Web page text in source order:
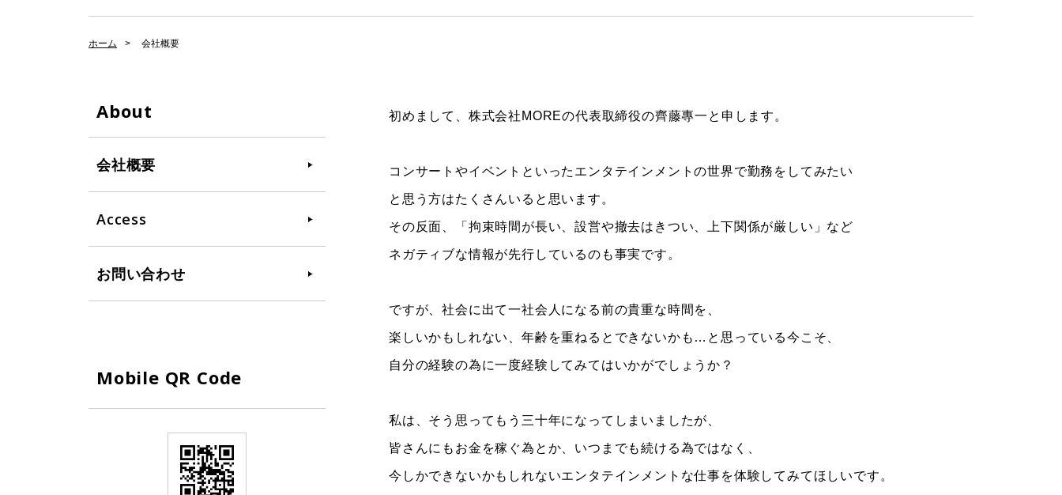
ホーム 会社概要
初めまして、株式会社MOREの代表取締役の齊藤專一と申します。
コンサートやイベントといったエンタテインメントの世界で勤務をしてみたい
と思う方はたくさんいると思います。
その反面、「拘束時間が長い、設営や撤去はきつい、上下関係が厳しい」など
ネガティブな情報が先行しているのも事実です。
ですが、社会に出て一社会人になる前の貴重な時間を、
楽しいかもしれない、年齢を重ねるとできないかも…と思っている今こそ、
自分の経験の為に一度経験してみてはいかがでしょうか？
私は、そう思ってもう三十年になってしまいましたが、
皆さんにもお金を稼ぐ為とか、いつまでも続ける為ではなく、
今しかできないかもしれないエンタテインメントな仕事を体験してみてほしいです。
About
会社概要
Access
お問い合わせ
Mobile QR Code